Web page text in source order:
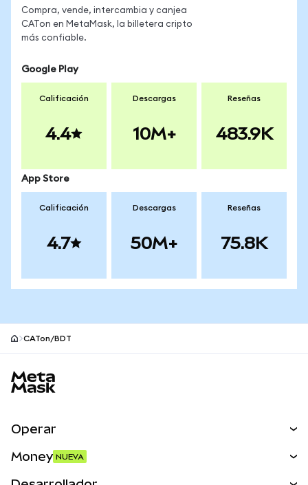
Compra, vende, intercambia y canjea
CATon en MetaMask, la billetera cripto
más confiable.
Google Play
Calificación
4.4
Descargas
10M+
Reseñas
483.9K
App Store
Calificación
4.7
Descargas
50M+
Reseñas
75.8K
CATon/BDT
Operar
Money NUEVA